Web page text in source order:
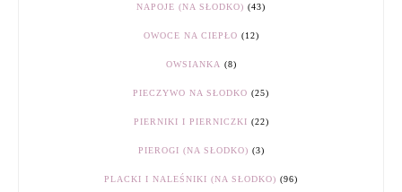
NAPOJE (NA SŁODKO) (43)
OWOCE NA CIEPŁO (12)
OWSIANKA (8)
PIECZYWO NA SŁODKO (25)
PIERNIKI I PIERNICZKI (22)
PIEROGI (NA SŁODKO) (3)
PLACKI I NALEŚNIKI (NA SŁODKO) (96)